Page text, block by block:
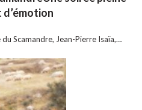
Scamandre, Jean-Pierre Isaïa,…